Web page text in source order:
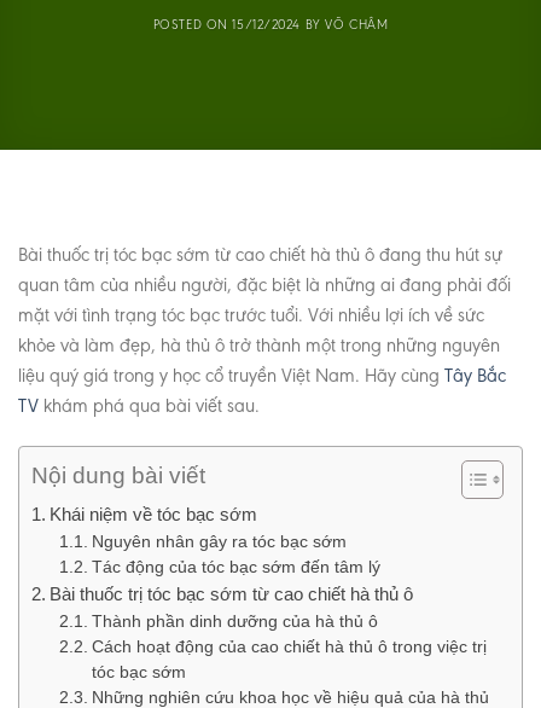
POSTED ON15/12/2024 BYVÕ CHÂM
Bài thuốc trị tóc bạc sớm từ cao chiết hà thủ ô đang thu hút sự
quan tâm của nhiều người, đặc biệt là những ai đang phải đối
mặt với tình trạng tóc bạc trước tuổi. Với nhiều lợi ích về sức
khỏe và làm đẹp, hà thủ ô trở thành một trong những nguyên
liệu quý giá trong y học cổ truyền Việt Nam. Hãy cùng Tây Bắc
TV khám phá qua bài viết sau.
Nội dung bài viết
Khái niệm về tóc bạc sớm
Nguyên nhân gây ra tóc bạc sớm
Tác động của tóc bạc sớm đến tâm lý
Bài thuốc trị tóc bạc sớm từ cao chiết hà thủ ô
Thành phần dinh dưỡng của hà thủ ô
Cách hoạt động của cao chiết hà thủ ô trong việc trị
tóc bạc sớm
Những nghiên cứu khoa học về hiệu quả của hà thủ